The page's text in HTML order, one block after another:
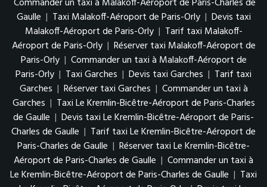
Gaulle | Taxi Malakoff-Aéroport de Paris-Orly | Devis taxi
Malakoff-Aéroport de Paris-Orly | Tarif taxi Malakoff-
Aéroport de Paris-Orly | Réserver taxi Malakoff-Aéroport de
Paris-Orly | Commander un taxi à Malakoff-Aéroport de
Paris-Orly | Taxi Garches | Devis taxi Garches | Tarif taxi
Garches | Réserver taxi Garches | Commander un taxi à
Garches | Taxi Le Kremlin-Bicêtre-Aéroport de Paris-Charles
de Gaulle | Devis taxi Le Kremlin-Bicêtre-Aéroport de Paris-
Charles de Gaulle | Tarif taxi Le Kremlin-Bicêtre-Aéroport de
Paris-Charles de Gaulle | Réserver taxi Le Kremlin-Bicêtre-
Aéroport de Paris-Charles de Gaulle | Commander un taxi à
Le Kremlin-Bicêtre-Aéroport de Paris-Charles de Gaulle | Taxi